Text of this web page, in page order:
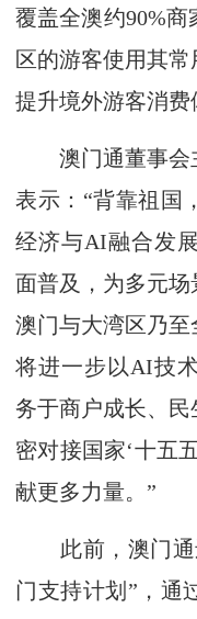
覆盖全澳约90%
区的游客使用其
提升境外游客消费
澳门通董事会
表示：“背靠祖国
经济与AI融合发
面普及，为多元
澳门与大湾区乃
将进一步以AI技
务于商户成长、
密对接国家‘十五
献更多力量。”
此前，澳门通
门支持计划”，通